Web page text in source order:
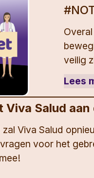
veilig
Lees
Viva Salud
zal Viva Salud
voor het